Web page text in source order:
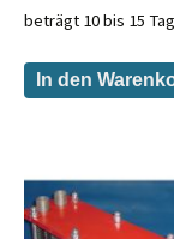
beträgt 10 bis 15
In den